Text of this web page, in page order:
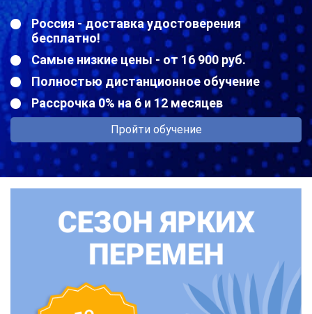
Россия - доставка удостоверения
бесплатно!
Самые низкие цены - от 16 900 руб.
Полностью дистанционное обучение
Рассрочка 0% на 6 и 12 месяцев
Пройти обучение